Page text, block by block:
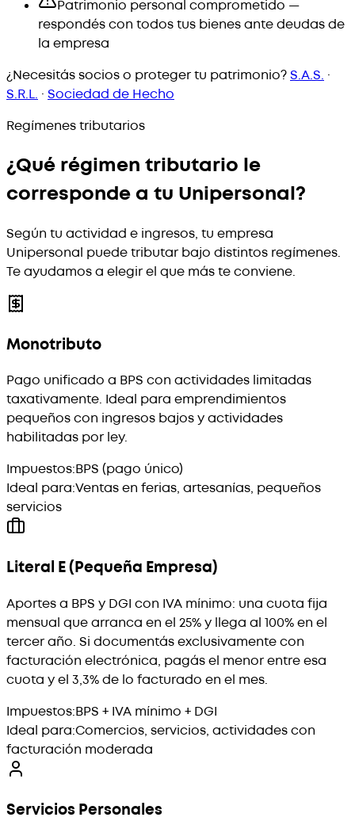
Patrimonio personal comprometido —
respondés con todos tus bienes ante deudas de
la empresa
¿Necesitás socios o proteger tu patrimonio?S.A.S. ·
S.R.L. · Sociedad de Hecho
Regímenes tributarios
¿Qué régimen tributario le
corresponde a tu Unipersonal?
Según tu actividad e ingresos, tu empresa
Unipersonal puede tributar bajo distintos regímenes.
Te ayudamos a elegir el que más te conviene.
Monotributo
Pago unificado a BPS con actividades limitadas
taxativamente. Ideal para emprendimientos
pequeños con ingresos bajos y actividades
habilitadas por ley.
Impuestos:BPS (pago único)
Ideal para:Ventas en ferias, artesanías, pequeños
servicios
Literal E (Pequeña Empresa)
Aportes a BPS y DGI con IVA mínimo: una cuota fija
mensual que arranca en el 25% y llega al 100% en el
tercer año. Si documentás exclusivamente con
facturación electrónica, pagás el menor entre esa
cuota y el 3,3% de lo facturado en el mes.
Impuestos:BPS + IVA mínimo + DGI
Ideal para:Comercios, servicios, actividades con
facturación moderada
Servicios Personales